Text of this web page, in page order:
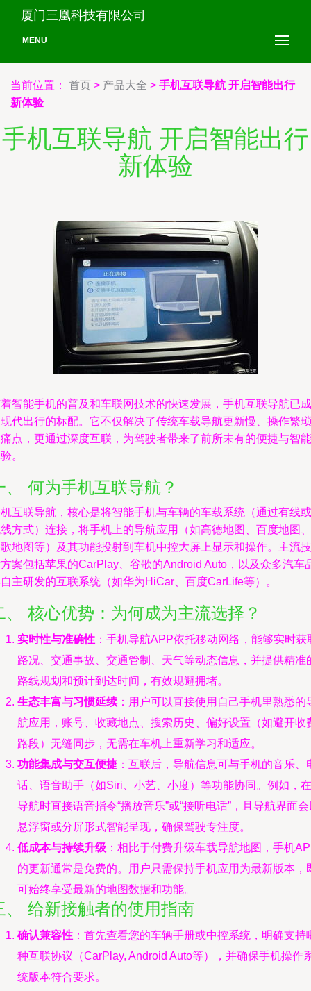
厦门三凰科技有限公司
MENU
当前位置： 首页 > 产品大全 > 手机互联导航 开启智能出行
新体验
手机互联导航 开启智能出行
新体验
智能手机的普及和车联网技术的快速发展，手机互联导航已成
代出行的标配。它不仅解决了传统车载导航更新慢、操作繁琐
点，更通过深度互联，为驾驶者带来了前所未有的便捷与智能
。
、 何为手机互联导航？
互联导航，核心是将智能手机与车辆的车载系统（通过有线或
方式）连接，将手机上的导航应用（如高德地图、百度地图、
地图等）及其功能投射到车机中控大屏上显示和操作。主流技
案包括苹果的CarPlay、谷歌的Android Auto，以及众多汽车
主研发的互联系统（如华为HiCar、百度CarLife等）。
、 核心优势：为何成为主流选择？
实时性与准确性 ：手机导航APP依托移动网络，能够实时获
路况、交通事故、交通管制、天气等动态信息，并提供精准
路线规划和预计到达时间，有效规避拥堵。
生态丰富与习惯延续：用户可以直接使用自己手机里熟悉的
航应用，账号、收藏地点、搜索历史、偏好设置（如避开收
路段）无缝同步，无需在车机上重新学习和适应。
功能集成与交互便捷 ：互联后，导航信息可与手机的音乐、
话、语音助手（如Siri、小艺、小度）等功能协同。例如，在
导航时直接语音指令“播放音乐”或“接听电话”，且导航界面
悬浮窗或分屏形式智能呈现，确保驾驶专注度。
低成本与持续升级 ：相比于付费升级车载导航地图，手机
的更新通常是免费的。用户只需保持手机应用为最新版本，
可始终享受最新的地图数据和功能。
、 给新接触者的使用指南
确认兼容性 ：首先查看您的车辆手册或中控系统，明确支持
种互联协议（CarPlay, Android Auto等），并确保手机操作
统版本符合要求。